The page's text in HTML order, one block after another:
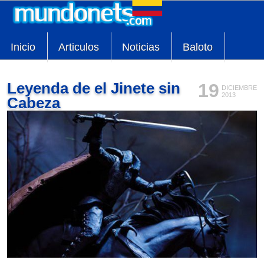
Inicio Articulos Noticias Baloto
19 DICIEMBRE
2013
Leyenda de el Jinete sin
Cabeza